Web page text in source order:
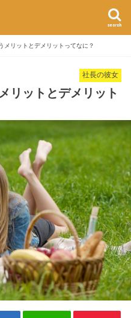
search
メリットとデメリットってなに？
社長の彼女
リットとデメリット